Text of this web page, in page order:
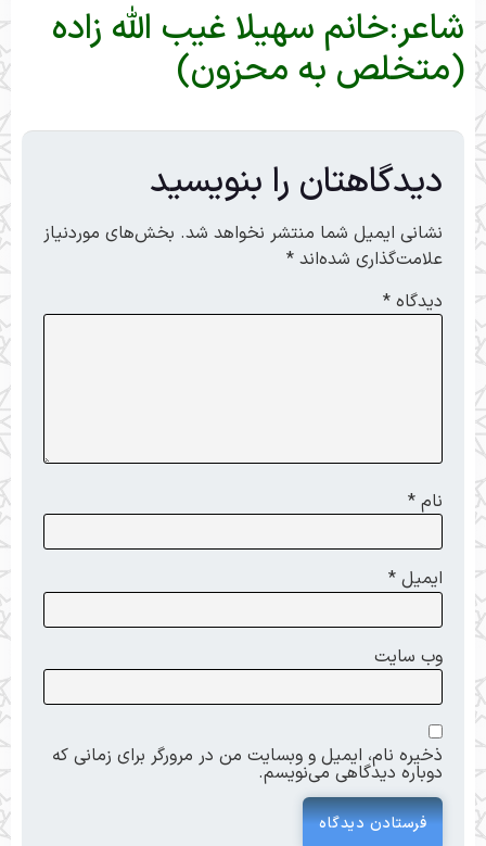
شاعر:خانم سهیلا غیب الله زاده
(متخلص به محزون)
دیدگاهتان را بنویسید
نشانی ایمیل شما منتشر نخواهد شد. بخش‌های موردنیاز
علامت‌گذاری شده‌اند *
دیدگاه *
نام *
ایمیل *
وب‌ سایت
ذخیره نام، ایمیل و وبسایت من در مرورگر برای زمانی که
دوباره دیدگاهی می‌نویسم.